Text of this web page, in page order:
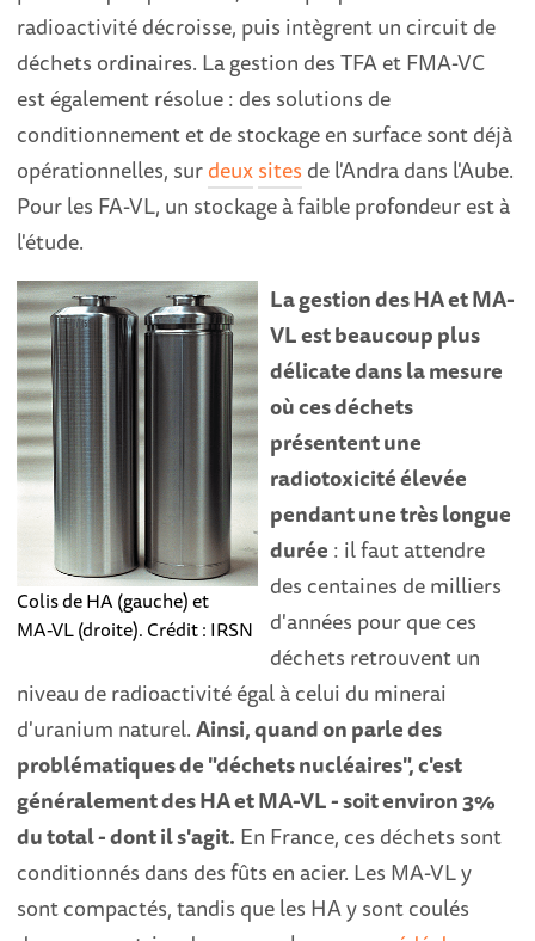
radioactivité décroisse, puis intègrent un circuit de
déchets ordinaires. La gestion des TFA et FMA-VC
est également résolue : des solutions de
conditionnement et de stockage en surface sont déjà
opérationnelles, surdeuxsites de l'Andra dans l'Aube.
Pour les FA-VL, un stockage à faible profondeur est à
l'étude.
Colis de HA (gauche) et
MA-VL (droite). Crédit : IRSN
La gestion des HA et MA-
VL est beaucoup plus
délicate dans la mesure
où ces déchets
présentent une
radiotoxicité élevée
pendant une très longue
durée : il faut attendre
des centaines de milliers
d'années pour que ces
déchets retrouvent un
niveau de radioactivité égal à celui du minerai
d'uranium naturel.Ainsi, quand on parle des
problématiques de "déchets nucléaires", c'est
généralement des HA et MA-VL - soit environ 3%
du total - dont il s'agit. En France, ces déchets sont
conditionnés dans des fûts en acier. Les MA-VL y
sont compactés, tandis que les HA y sont coulés